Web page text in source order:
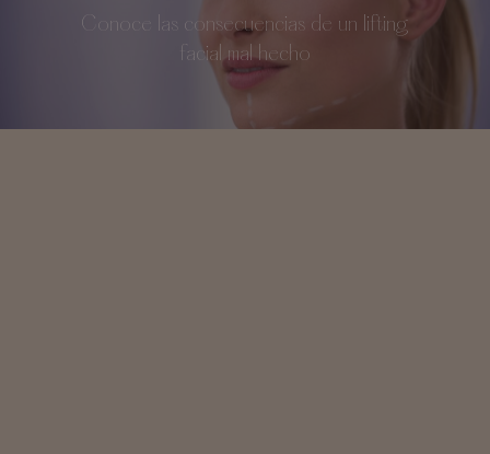
Conoce las consecuencias de un lifting
facial mal hecho